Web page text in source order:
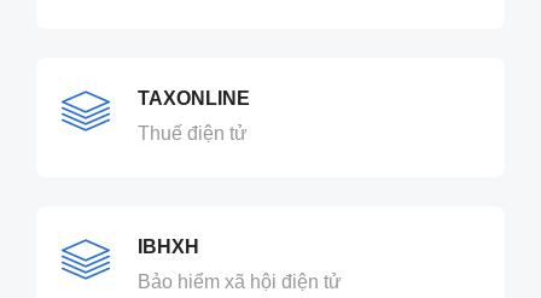
TAXONLINE
Thuế điện tử
IBHXH
Bảo hiểm xã hội điện tử